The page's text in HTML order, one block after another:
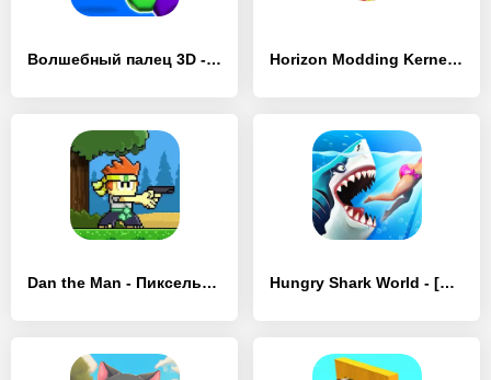
Волшебный палец 3D - [MOD Бесконечные деньги] Horizon Modding Kernel - [MOD Бесконечные деньги]
Dan the Man - Пиксельные игры - [MOD Бесконечные деньги] Hungry Shark World - [MOD Бесконечные деньги]